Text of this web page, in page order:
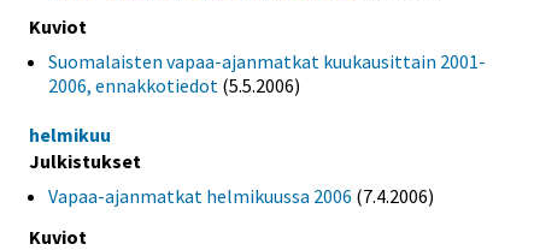
Kuviot
Suomalaisten vapaa-ajanmatkat kuukausittain 2001-
2006, ennakkotiedot (5.5.2006)
helmikuu
Julkistukset
Vapaa-ajanmatkat helmikuussa 2006 (7.4.2006)
Kuviot